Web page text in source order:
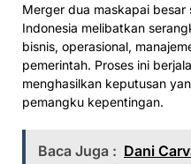
Merger dua maskapai besar
Indonesia melibatkan
bisnis, operasional,
pemerintah. Proses ini
menghasilkan keputusan
pemangku kepentingan.
Baca Juga : Dani